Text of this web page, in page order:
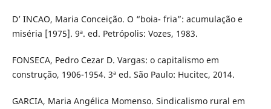
D’ INCAO, Maria Conceição. O “boia- fria”: acumulação e
miséria [1975]. 9ª. ed. Petrópolis: Vozes, 1983.
FONSECA, Pedro Cezar D. Vargas: o capitalismo em
construção, 1906-1954. 3ª ed. São Paulo: Hucitec, 2014.
GARCIA, Maria Angélica Momenso. Sindicalismo rural em